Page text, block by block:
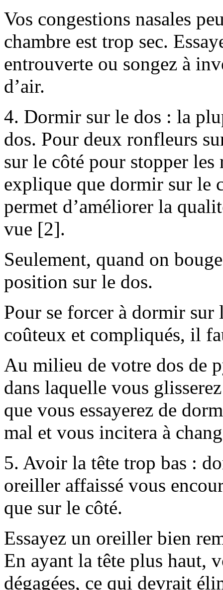
Vos congestions nasales
chambre est trop sec.
entrouverte ou songez à
d’air.
4. Dormir sur le dos : la
dos. Pour deux ronfleurs
sur le côté pour stopper
explique que dormir sur le
permet d’améliorer la
vue [2].
Seulement, quand on
position sur le dos.
Pour se forcer à dormir sur
coûteux et compliqués, il
Au milieu de votre dos de
dans laquelle vous
que vous essayerez de
mal et vous incitera à
5. Avoir la tête trop bas :
oreiller affaissé vous
que sur le côté.
Essayez un oreiller bien
En ayant la tête plus haut,
dégagées, ce qui devrait